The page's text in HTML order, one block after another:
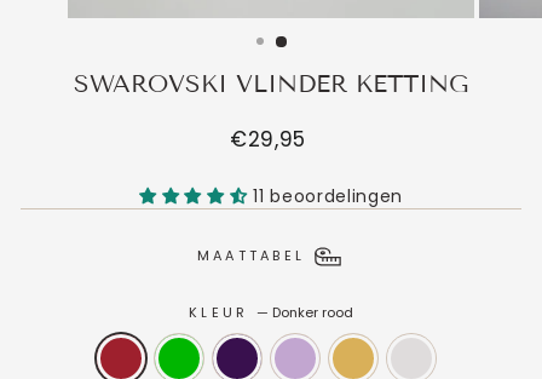
SWAROVSKI VLINDER KETTING
Normale
€29,95
11 beoordelingen
MAATTABEL
KLEUR — Donker rood